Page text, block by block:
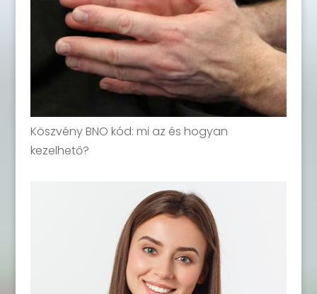
Köszvény BNO kód: mi az és hogyan
kezelhető?